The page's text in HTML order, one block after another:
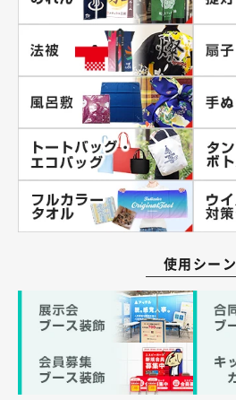
使用シーン